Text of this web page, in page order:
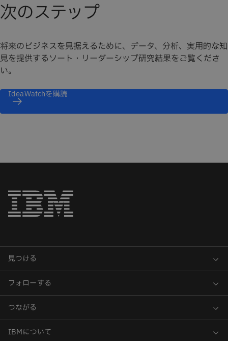
次のステップ
将来のビジネスを見据えるために、データ、分析、実用的な知
見を提供するソート・リーダーシップ研究結果をご覧くださ
い。
IdeaWatchを購読